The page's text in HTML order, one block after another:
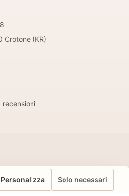
Crotone (KR)
recensioni
Preferenze privacy
Personalizza Solo necessari